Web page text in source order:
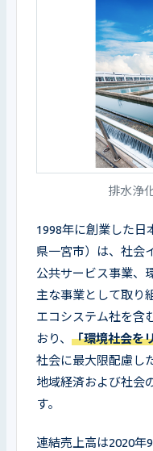
排水浄
1998年に創業した日
県一宮市）は、社会
公共サービス事業、
主な事業として取り
エコシステム社を含
おり、 「環境社会を
社会に最大限配慮し
地域経済および社会
す。
連結売上高は2020年